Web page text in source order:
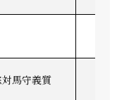
馬守義質